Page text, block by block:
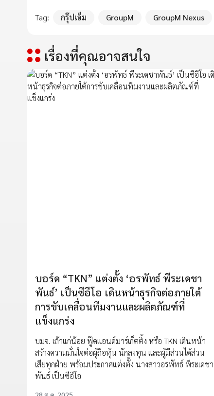
Tag: กรุ๊ปเอ็ม GroupM GroupM Nexus
เรื่องที่คุณอาจสนใจ
บอร์ด “TKN” แต่งตั้ง ‘อรพัทธ์ พีระเดชา
พันธ์’ เป็นซีอีโอ เดินหน้าธุรกิจต่อภายใต้
การขับเคลื่อนทีมงานและผลิตภัณฑ์ที่
แข็งแกร่ง
บมจ. เถ้าแก่น้อย ฟู๊ดแอนด์มาร์เก็ตติ้ง หรือ TKN เดินหน้า
สร้างความมั่นใจต่อผู้ถือหุ้น นักลงทุน และผู้มีส่วนได้ส่วน
เสียทุกฝ่าย พร้อมประกาศแต่งตั้ง นางสาวอรพัทธ์ พีระเดชา
พันธ์ เป็นซีอีโอ